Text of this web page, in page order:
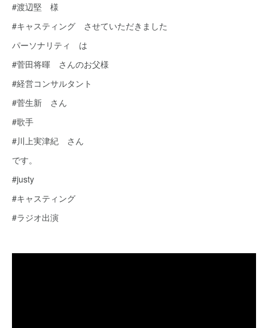
#渡辺堅 様
#キャスティング させていただきました
パーソナリティ は
#菅田将暉 さんのお父様
#経営コンサルタント
#菅生新 さん
#歌手
#川上実津紀 さん
です。
#justy
#キャスティング
#ラジオ出演